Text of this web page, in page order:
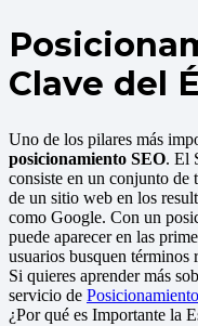
Clave del
Uno de los pilares más
posicionamiento SEO. El
consiste en un conjunto de
de un sitio web en los
como Google. Con un
puede aparecer en las
usuarios busquen
Si quieres aprender más
servicio de
¿Por qué es Importante la